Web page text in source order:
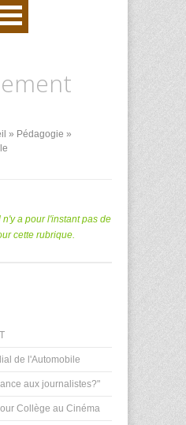
» Pédagogie »
n'y a pour l'instant pas de
cette rubrique.
de l'Automobile
aux journalistes?"
Collège au Cinéma